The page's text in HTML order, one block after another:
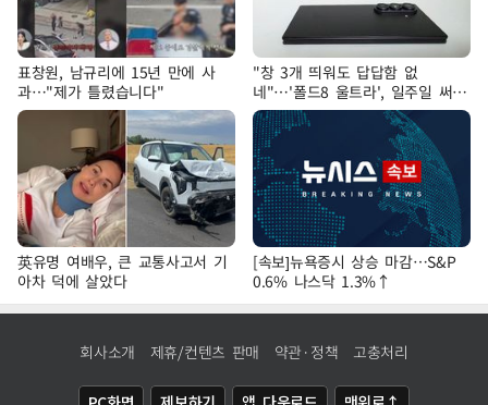
표창원, 남규리에 15년 만에 사
과…"제가 틀렸습니다"
"창 3개 띄워도 답답함 없
네"…'폴드8 울트라', 일주일 써보
니
英유명 여배우, 큰 교통사고서 기
아차 덕에 살았다
[속보]뉴욕증시 상승 마감…S&P
0.6% 나스닥 1.3%↑
회사소개 제휴/컨텐츠 판매 약관·정책 고충처리